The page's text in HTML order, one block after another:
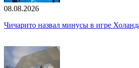
08.08.2026
Чичарито назвал минусы в игре